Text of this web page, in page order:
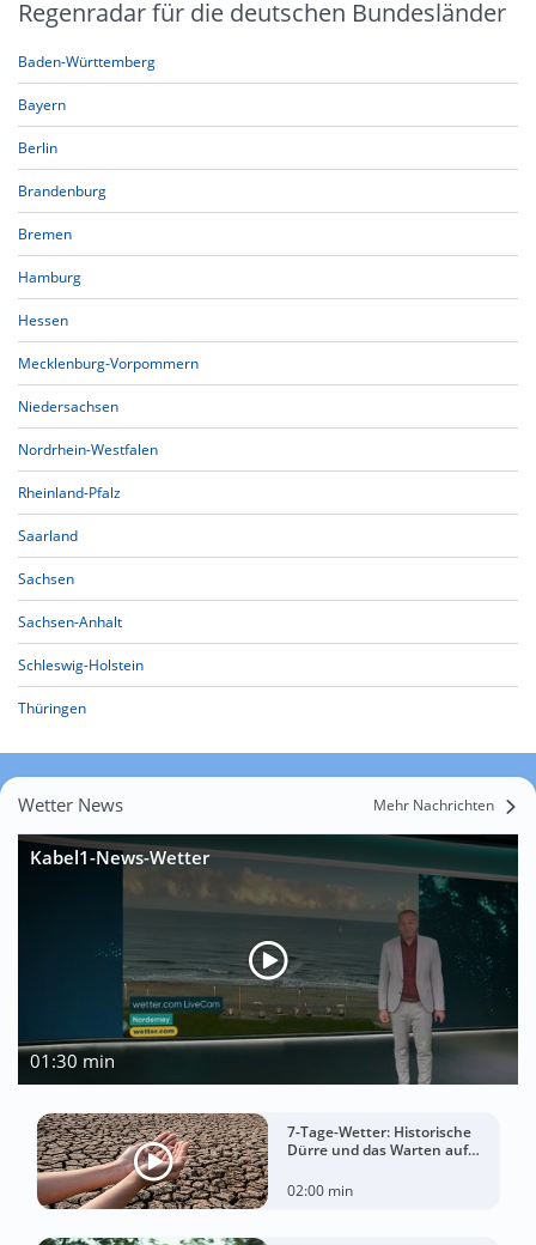
Regenradar für die deutschen Bundesländer
Baden-Württemberg
Bayern
Berlin
Brandenburg
Bremen
Hamburg
Hessen
Mecklenburg-Vorpommern
Niedersachsen
Nordrhein-Westfalen
Rheinland-Pfalz
Saarland
Sachsen
Sachsen-Anhalt
Schleswig-Holstein
Thüringen
Wetter News Mehr Nachrichten
Kabel1-News-Wetter
01:30 min
7-Tage-Wetter: Historische
Dürre und das Warten auf
02:00 min